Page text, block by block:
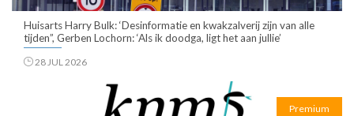
Huisarts Harry Bulk: ‘Desinformatie en kwakzalverij zijn van alle
tijden”, Gerben Lochorn: ‘Als ik doodga, ligt het aan jullie’
28 JUL 2026
Premium